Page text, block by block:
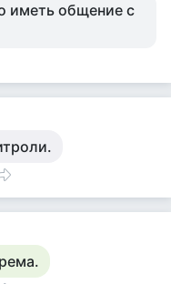
иметь общение с